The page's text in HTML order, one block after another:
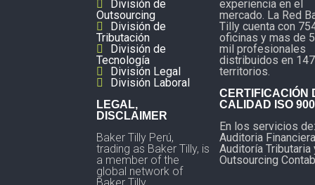
División de
Outsourcing
División de
Tributación
División de
Tecnología
División Legal
División Laboral
LEGAL,
DISCLAIMER
Baker Tilly Perú,
trading as Baker Tilly, is
a member of the
global network of
experiencia en el
mercado. La Red
Tilly cuenta con
oficinas y mas de
mil profesionales
distribuidos en 147
territorios.
CERTIFICACIÓN
CALIDAD ISO
En los servicios de:
Auditoria
Auditoría Tributaria
Outsourcing